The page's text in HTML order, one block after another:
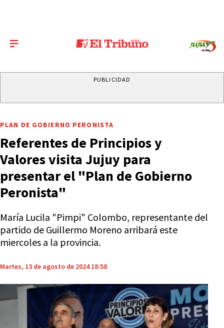
PUBLICIDAD
PLAN DE GOBIERNO PERONISTA
Referentes de Principios y
Valores visita Jujuy para
presentar el "Plan de Gobierno
Peronista"
María Lucila "Pimpi" Colombo, representante del
partido de Guillermo Moreno arribará este
miercoles a la provincia.
Martes, 13 de agosto de 2024 18:58